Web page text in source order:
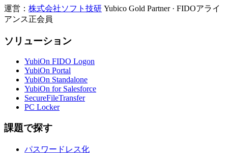
運営： 株式会社ソフト技研 Yubico Gold Partner · FIDOアライ
アンス正会員
ソリューション
YubiOn FIDO Logon
YubiOn Portal
YubiOn Standalone
YubiOn for Salesforce
SecureFileTransfer
PC Locker
課題で探す
パスワードレス化